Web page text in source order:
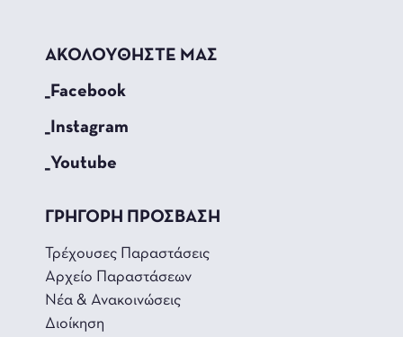
ΑΚΟΛΟΥΘΗΣΤΕ ΜΑΣ
_Facebook
_Instagram
_Youtube
ΓΡΗΓΟΡΗ ΠΡΟΣΒΑΣΗ
Τρέχουσες Παραστάσεις
Αρχείο Παραστάσεων
Νέα & Ανακοινώσεις
Διοίκηση